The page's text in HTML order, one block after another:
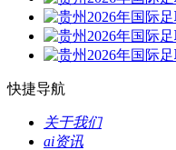
快捷导航
关于我们
ai资讯